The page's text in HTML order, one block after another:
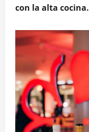
con la alta cocina.